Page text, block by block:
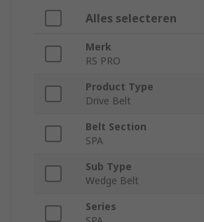
Alles selecteren
Merk
RS PRO
Product Type
Drive Belt
Belt Section
SPA
Sub Type
Wedge Belt
Series